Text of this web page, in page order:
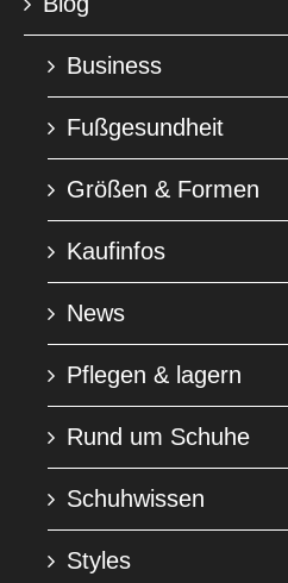
Business
Fußgesundheit
Größen & Formen
Kaufinfos
News
Pflegen & lagern
Rund um Schuhe
Schuhwissen
Styles